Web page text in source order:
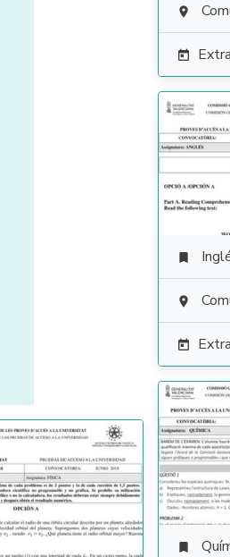





